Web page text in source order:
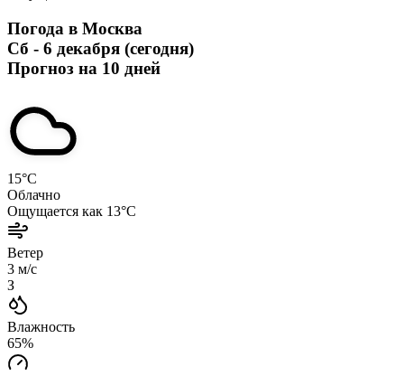
Погода в Москва
Сб - 6 декабря (сегодня)
Прогноз на 10 дней
15°C
Облачно
Ощущается как 13°C
Ветер
3 м/с
З
Влажность
65%